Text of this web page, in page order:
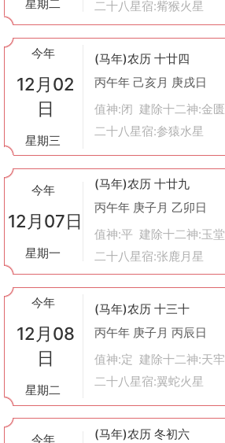
星期二
二十八星宿:觜猴火星
今年
12月02
日
星期三
(马年)农历 十廿四
丙午年 己亥月 庚戌日
值神:闭 建除十二神:金匮
二十八星宿:参猿水星
今年
12月07日
星期一
(马年)农历 十廿九
丙午年 庚子月 乙卯日
值神:平 建除十二神:玉堂
二十八星宿:张鹿月星
今年
12月08
日
星期二
(马年)农历 十三十
丙午年 庚子月 丙辰日
值神:定 建除十二神:天牢
二十八星宿:翼蛇火星
今年 (马年)农历 冬初六